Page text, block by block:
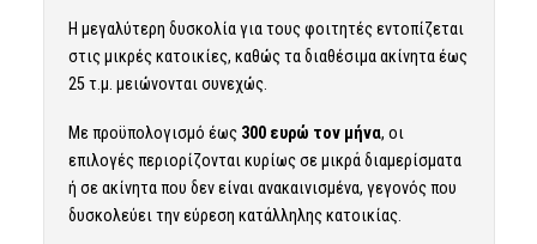
Η μεγαλύτερη δυσκολία για τους φοιτητές εντοπίζεται
στις μικρές κατοικίες, καθώς τα διαθέσιμα ακίνητα έως
25 τ.μ. μειώνονται συνεχώς.
Με προϋπολογισμό έως 300 ευρώ τον μήνα, οι
επιλογές περιορίζονται κυρίως σε μικρά διαμερίσματα
ή σε ακίνητα που δεν είναι ανακαινισμένα, γεγονός που
δυσκολεύει την εύρεση κατάλληλης κατοικίας.